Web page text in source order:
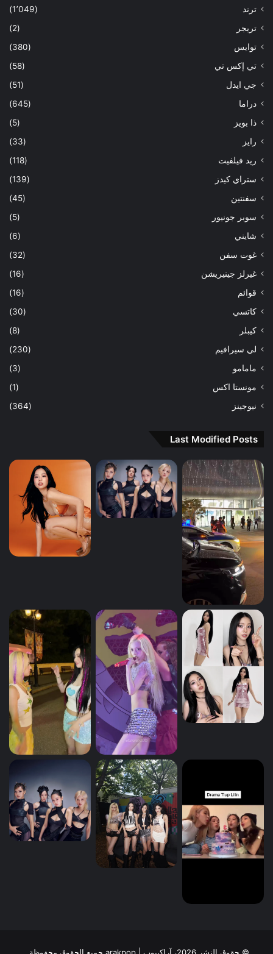
ترند
(1٬049)
تريجر
(2)
توايس
(380)
تي إكس تي
(58)
جي ايدل
(51)
دراما
(645)
ذا بويز
(5)
رايز
(33)
ريد فيلفيت
(118)
ستراي كيدز
(139)
سفنتين
(45)
سوبر جونيور
(5)
شايني
(6)
غوت سفن
(32)
غيرلز جينيريشن
(16)
قوائم
(16)
كاتسي
(30)
كيبلر
(8)
لي سيرافيم
(230)
مامامو
(3)
مونستا اكس
(1)
نيوجينز
(364)
Last Modified Posts